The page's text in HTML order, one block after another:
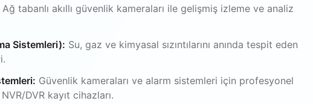
Ağ tabanlı akıllı güvenlik kameraları ile gelişmiş izleme ve analiz
Sistemleri): Su, gaz ve kimyasal sızıntılarını anında tespit eden
Güvenlik kameraları ve alarm sistemleri için profesyonel
DVR kayıt cihazları.